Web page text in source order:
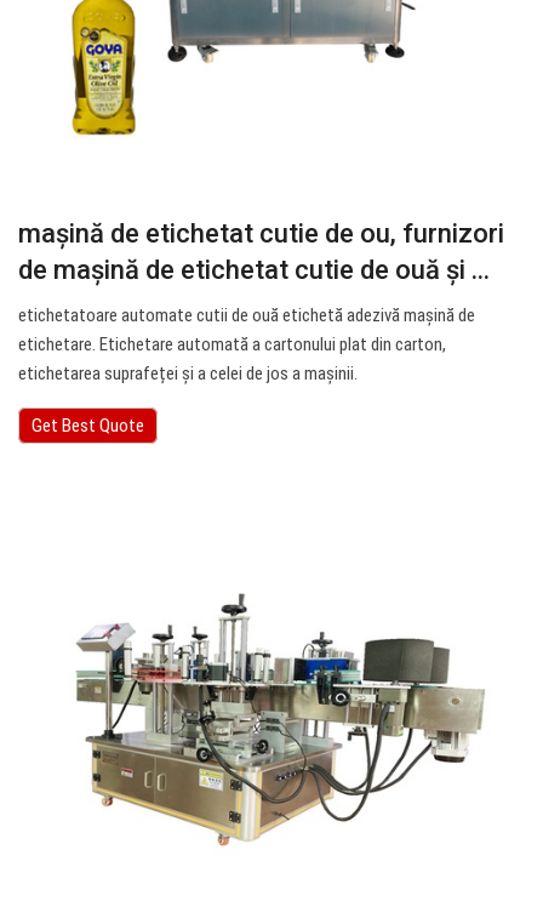
mașină de etichetat cutie de ou, furnizori
de mașină de etichetat cutie de ouă și ...
etichetatoare automate cutii de ouă etichetă adezivă mașină de
etichetare. Etichetare automată a cartonului plat din carton,
etichetarea suprafeței și a celei de jos a mașinii.
Get Best Quote